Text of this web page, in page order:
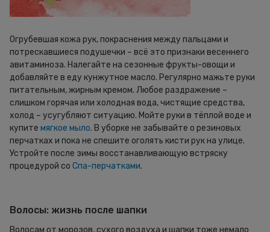
Огрубевшая кожа рук, покраснения между пальцами и
потрескавшиеся подушечки – всё это признаки весеннего
авитаминоза. Налегайте на сезонные фрукты-овощи и
добавляйте в еду кунжутное масло. Регулярно мажьте руки
питательным, жирным кремом. Любое раздражение –
слишком горячая или холодная вода, чистящие средства,
холод – усугубляют ситуацию. Мойте руки в тёплой воде и
купите мягкое мыло. В уборке не забывайте о резиновых
перчатках и пока не спешите оголять кисти рук на улице.
Устройте после зимы восстанавливающую встряску
процедурой со Спа-перчатками.
Волосы: жизнь после шапки